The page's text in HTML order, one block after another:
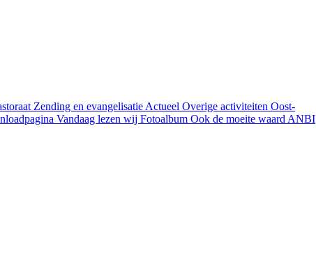
Zending en evangelisatie Actueel Overige activiteiten Oost-
Vandaag lezen wij Fotoalbum Ook de moeite waard ANBI